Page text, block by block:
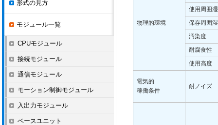
物理的環境
使用周囲
保存周囲
汚染度
耐腐食性
使用高度
電気的
稼働条件
耐ノイズ
形式の見方
モジュール一覧
CPUモジュール
接続モジュール
通信モジュール
モーション制御モジュール
入出力モジュール
ベースユニット